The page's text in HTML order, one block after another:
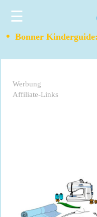
☰
• Bonner
Werbung
Affiliate-Links